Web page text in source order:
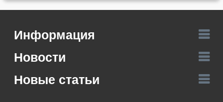
Информация
Новости
Новые статьи